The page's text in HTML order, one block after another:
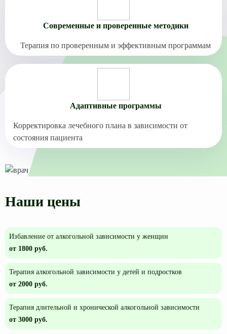
Современные и проверенные методики
Терапия по проверенным и эффективным программам
Адаптивные программы
Корректировка лечебного плана в зависимости от
состояния пациента
Наши цены
Избавление от алкогольной зависимости у женщин
от 1800 руб.
Терапия алкогольной зависимости у детей и подростков
от 2000 руб.
Терапия длительной и хронической алкогольной зависимости
от 3000 руб.